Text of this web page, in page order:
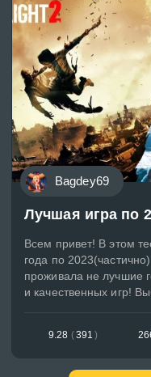
Bagdey69
Лучшая игра по
Всем привет! В этом
года по
проживала не лучшие
и качественных игр!
9.28 (391 )